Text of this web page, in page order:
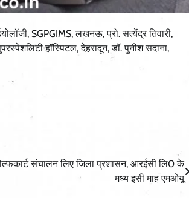
SGPGIMS, लखनऊ, प्रो. सत्येंद्र तिवारी,
हॉस्पिटल, देहरादून, डॉ. पुनीश सदाना,
संचालन लिए जिला प्रशासन, आरईसी लि0 के
मध्य इसी माह एमओयू